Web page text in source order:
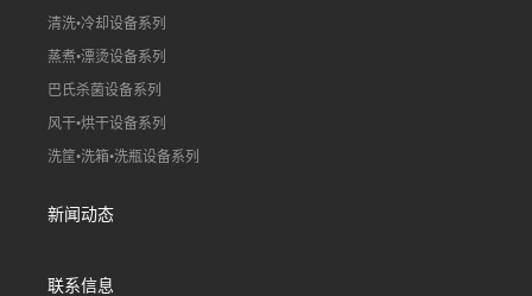
清洗•冷却设备系列
蒸煮•漂烫设备系列
巴氏杀菌设备系列
风干•烘干设备系列
洗筐•洗箱•洗瓶设备系列
新闻动态
联系信息